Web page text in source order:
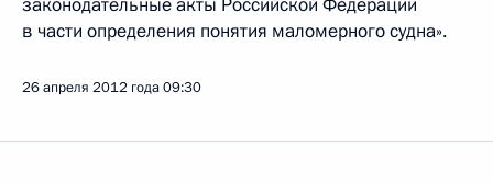
в части определения понятия маломерного судна».
26 апреля 2012 года09:30